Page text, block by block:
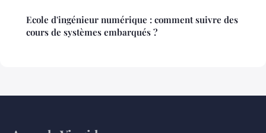
Ecole d'ingénieur numérique : comment suivre des
cours de systèmes embarqués ?